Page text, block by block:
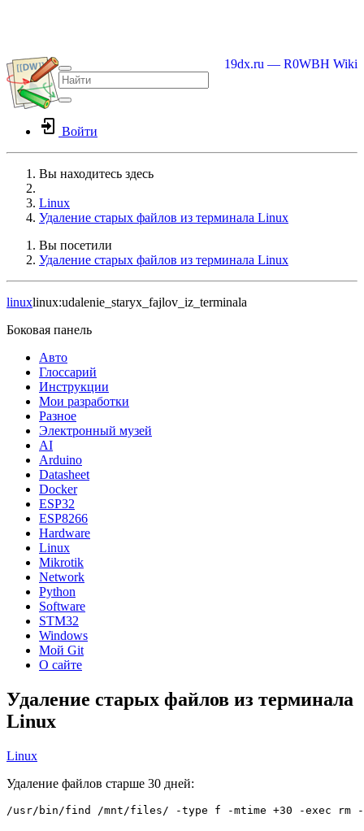
19dx.ru — R0WBH Wiki
Войти
Вы находитесь здесь
Linux
Удаление старых файлов из терминала Linux
Вы посетили
Удаление старых файлов из терминала Linux
linuxlinux:udalenie_staryx_fajlov_iz_terminala
Боковая панель
Авто
Глоссарий
Инструкции
Мои разработки
Разное
Электронный музей
AI
Arduino
Datasheet
Docker
ESP32
ESP8266
Hardware
Linux
Mikrotik
Network
Python
Software
STM32
Windows
Мой Git
О сайте
Удаление старых файлов из терминала
Linux
Linux
Удаление файлов старше 30 дней:
/usr/ bin /find /mnt /files / -type f -mtime +30 -exec rm